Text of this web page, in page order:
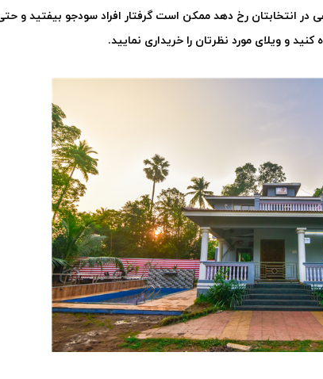
انتخابتان رخ دهد ممکن است گرفتار افراد سودجو بیفتید و
و ویلای مورد نظرتان را خریداری نمایید.